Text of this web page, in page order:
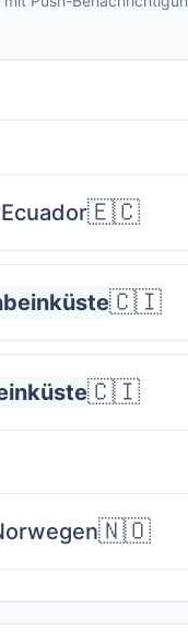
Ecuador🇪🇨
🇨🇮
🇨🇮
🇳🇴